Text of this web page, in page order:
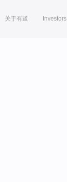
关于有道 Investors